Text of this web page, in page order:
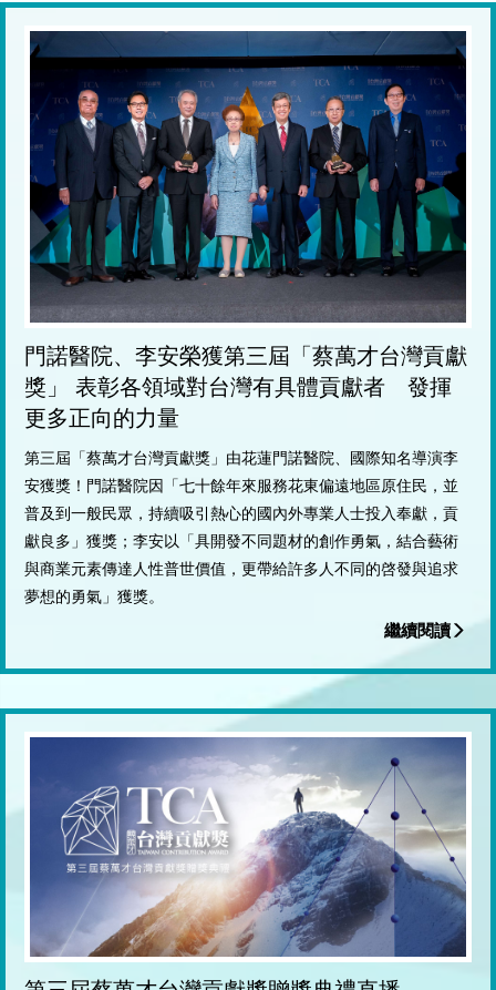
門諾醫院、李安榮獲第三屆「蔡萬才台灣貢獻
獎」 表彰各領域對台灣有具體貢獻者 發揮
更多正向的力量
第三屆「蔡萬才台灣貢獻獎」由花蓮門諾醫院、國際知名導演李
安獲獎！門諾醫院因「七十餘年來服務花東偏遠地區原住民，並
普及到一般民眾，持續吸引熱心的國內外專業人士投入奉獻，貢
獻良多」獲獎；李安以「具開發不同題材的創作勇氣，結合藝術
與商業元素傳達人性普世價值，更帶給許多人不同的啓發與追求
夢想的勇氣」獲獎。
繼續閱讀